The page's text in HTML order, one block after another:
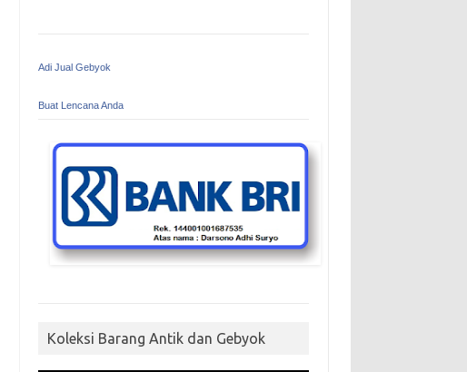
Adi Jual Gebyok
Buat Lencana Anda
Koleksi Barang Antik dan Gebyok